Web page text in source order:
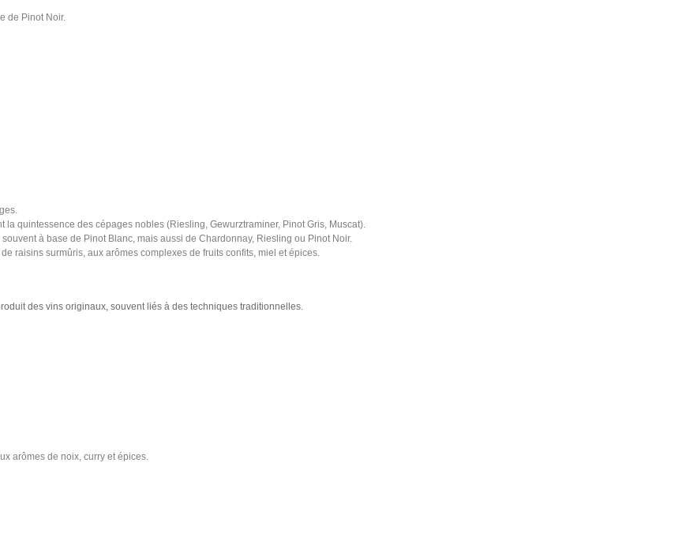
de Pinot Noir.
quintessence des cépages nobles (Riesling, Gewurztraminer, Pinot Gris, Muscat).
à base de Pinot Blanc, mais aussi de Chardonnay, Riesling ou Pinot Noir.
raisins surmûris, aux arômes complexes de fruits confits, miel et épices.
des vins originaux, souvent liés à des techniques traditionnelles.
arômes de noix, curry et épices.